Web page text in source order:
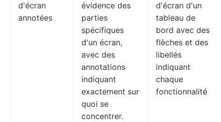
d'écran
annotées
évidence des
parties
spécifiques
d'un écran,
avec des
annotations
indiquant
exactement sur
quoi se
concentrer.
d'écran d'un
tableau de
bord avec des
flèches et des
libellés
indiquant
chaque
fonctionnalité